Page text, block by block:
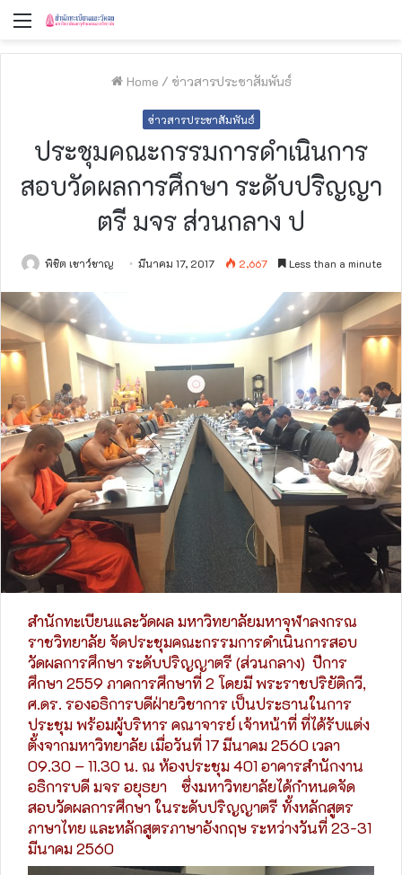
Menu
Home / ข่าวสารประชาสัมพันธ์
ข่าวสารประชาสัมพันธ์
ประชุมคณะกรรมการดำเนินการ
สอบวัดผลการศึกษา ระดับปริญญา
ตรี มจร ส่วนกลาง ป
พิชิต เชาว์ชาญ มีนาคม 17, 2017 2,667 Less than a minute
สำนักทะเบียนและวัดผล มหาวิทยาลัยมหาจุฬาลงกรณ
ราชวิทยาลัย จัดประชุมคณะกรรมการดำเนินการสอบ
วัดผลการศึกษา ระดับปริญญาตรี (ส่วนกลาง) ปีการ
ศึกษา 2559 ภาคการศึกษาที่ 2 โดยมี พระราชปริยัติกวี,
ศ.ดร. รองอธิการบดีฝ่ายวิชาการ เป็นประธานในการ
ประชุม พร้อมผู้บริหาร คณาจารย์ เจ้าหน้าที่ ที่ได้รับแต่ง
ตั้งจากมหาวิทยาลัย เมื่อวันที่ 17 มีนาคม 2560 เวลา
09.30 – 11.30 น. ณ ห้องประชุม 401 อาคารสำนักงาน
อธิการบดี มจร อยุธยา ซึ่งมหาวิทยาลัยได้กำหนดจัด
สอบวัดผลการศึกษา ในระดับปริญญาตรี ทั้งหลักสูตร
ภาษาไทย และหลักสูตรภาษาอังกฤษ ระหว่างวันที่ 23-31
มีนาคม 2560